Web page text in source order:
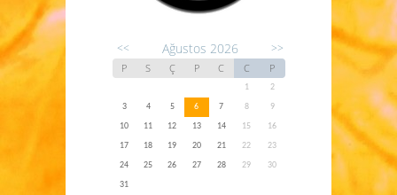
<< Ağustos 2026 >>
P S Ç P C C P
1
2
3
4 5 6 7 8
9
10
11 12 13 14 15
16
17
18 19 20 21 22
23
24
25 26 27 28 29
30
31